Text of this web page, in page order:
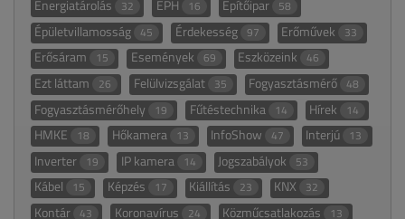
Energiatárolás 32 EPH 16 Építőipar 58
Épületvillamosság 45 Érdekesség 97 Erőművek 33
Erősáram 15 Események 69 Eszközeink 46
Ezt láttam 26 Felülvizsgálat 35 Fogyasztásmérő 48
Fogyasztásmérőhely 19 Fűtéstechnika 14 Hírek 14
HMKE 18 Hőkamera 13 InfoShow 47 Interjú 13
Inverter 19 IP kamera 14 Jogszabályok 53
Kábel 15 Képzés 17 Kiállítás 23 KNX 32
Kontár 43 Koronavírus 24 Közműcsatlakozás 13